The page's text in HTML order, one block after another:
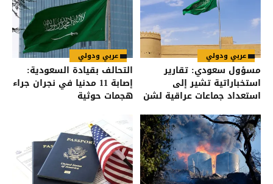
عربي ودولي
مسؤول سعودي: تقارير
استخباراتية تشير إلى
استعداد جماعات عراقية لشن
عربي ودولي
التحالف بقيادة السعودية:
إصابة 11 مدنيا في نجران جراء
هجمات حوثية